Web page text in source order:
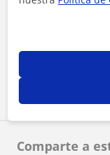
Comparte a
Al hacer clic,